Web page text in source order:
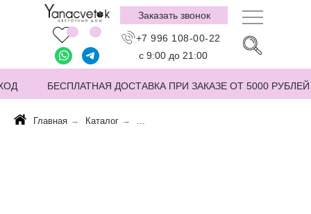
+7 996 108-00-22
Заказать звонок
БЕСПЛАТНАЯ ДОСТАВКА ПРИ ЗАКАЗЕ ОТ 5000 РУБЛЕЙ
с 9:00 до 21:00
Главная → Каталог → ...